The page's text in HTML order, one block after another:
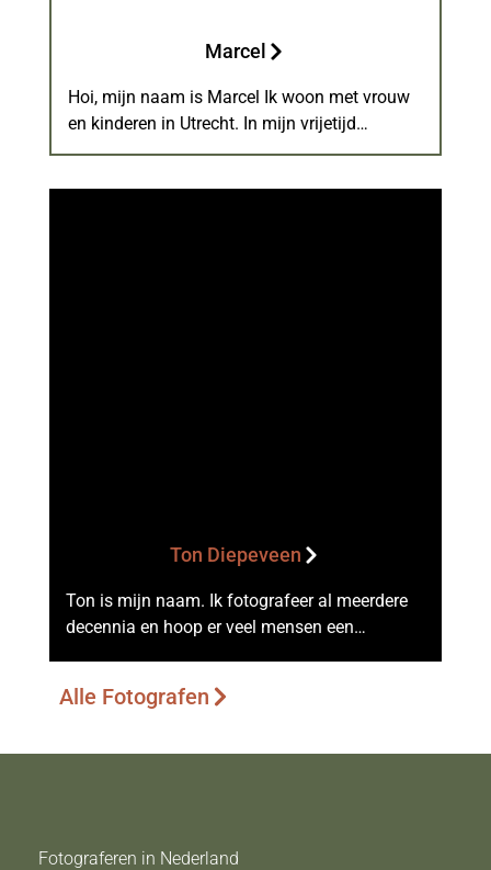
Marcel
Hoi, mijn naam is Marcel Ik woon met vrouw
en kinderen in Utrecht. In mijn vrijetijd…
Ton Diepeveen
Ton is mijn naam. Ik fotografeer al meerdere
decennia en hoop er veel mensen een…
Alle Fotografen
Fotograferen in Nederland